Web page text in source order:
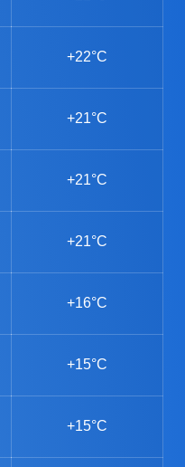
+22°C
+21°C
+21°C
+21°C
+16°C
+15°C
+15°C